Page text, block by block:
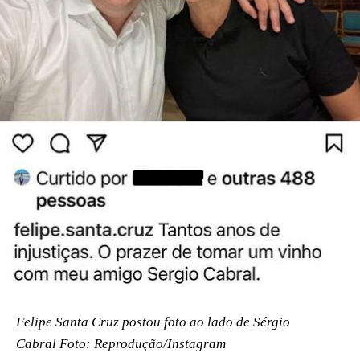
Felipe Santa Cruz postou foto ao lado de Sérgio
Cabral Foto: Reprodução/Instagram